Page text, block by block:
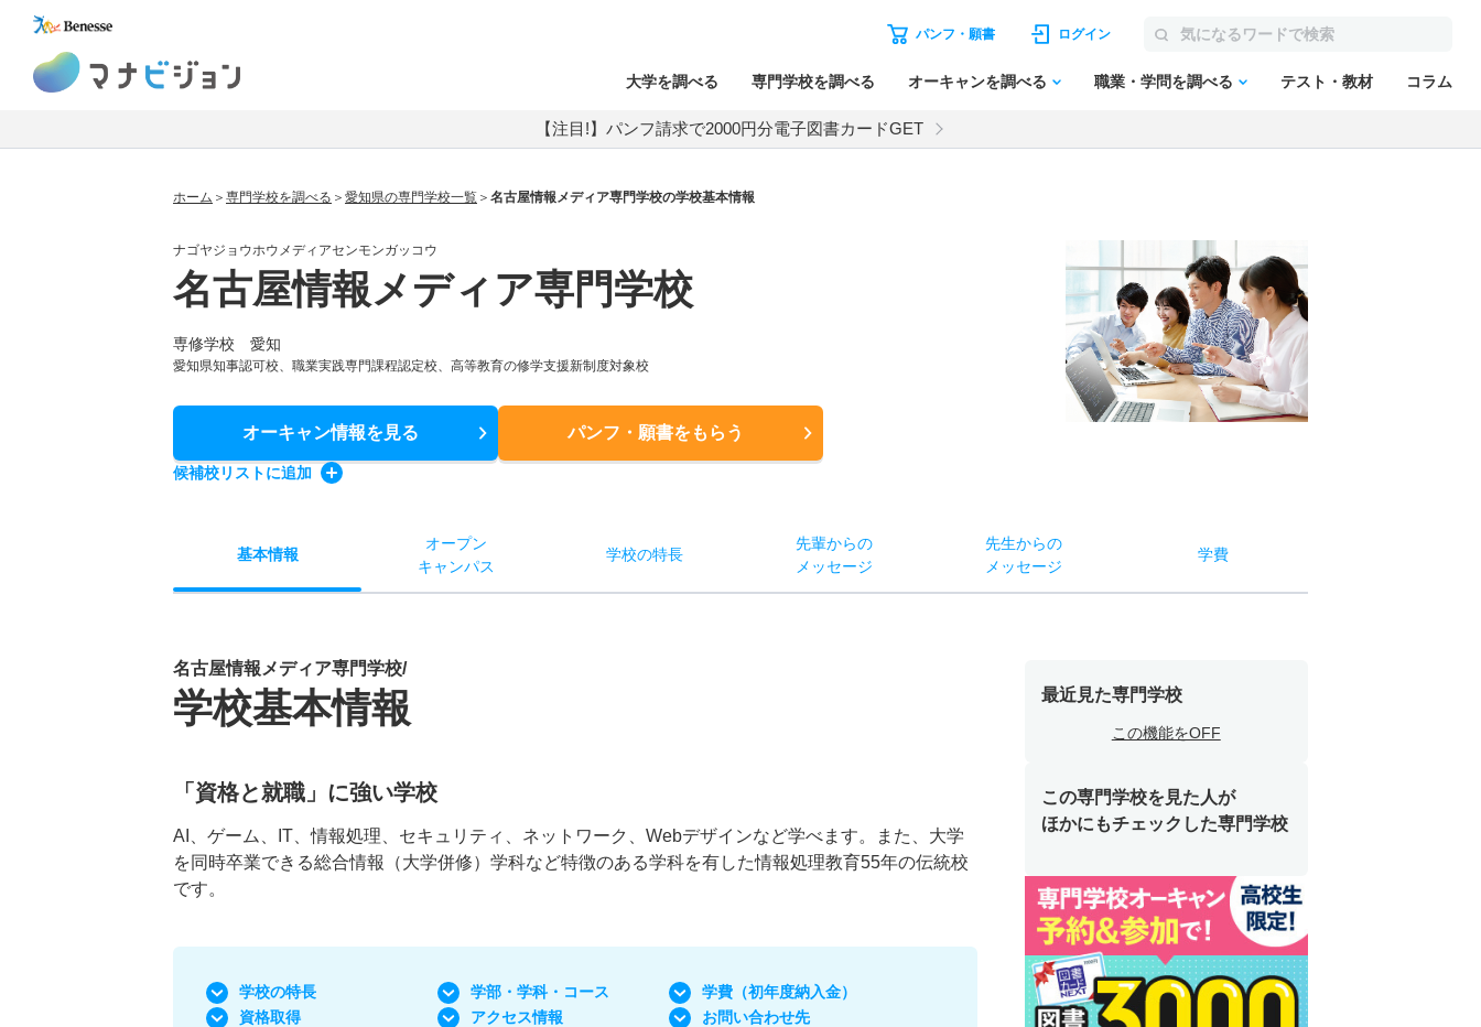
パンフ・願書 ログイン
大学を調べる 専門学校を調べる オーキャンを調べる 職業・学問を調べる テスト・教材 コラム
【注目!】パンフ請求で2000円分電子図書カードGET
ホーム 専門学校を調べる 愛知県の専門学校一覧 名古屋情報メディア専門学校の学校基本情報
ナゴヤジョウホウメディアセンモンガッコウ
名古屋情報メディア専門学校
専修学校 愛知
愛知県知事認可校、職業実践専門課程認定校、高等教育の修学支援新制度対象校
オーキャン情報を見る パンフ・願書をもらう
候補校リストに追加
基本情報
オープン
キャンパス
学校の特長
先輩からの
メッセージ
先生からの
メッセージ
学費
名古屋情報メディア専門学校/
学校基本情報
「資格と就職」に強い学校
AI、ゲーム、IT、情報処理、セキュリティ、ネットワーク、Webデザインなど学べます。また、大学
を同時卒業できる総合情報（大学併修）学科など特徴のある学科を有した情報処理教育55年の伝統校
です。
学校の特長 学部・学科 ・コース 学費 （初年度納入金）
資格取得
アクセス情報 お問い合わせ先
最近見た専門学校
この機能をOFF
この専門学校を見た人が
ほかにもチェックした専門学校